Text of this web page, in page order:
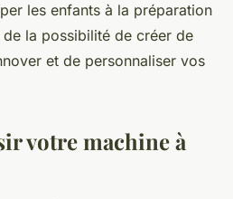
les enfants à la préparation
la possibilité de créer de
et de personnaliser vos
votre machine à